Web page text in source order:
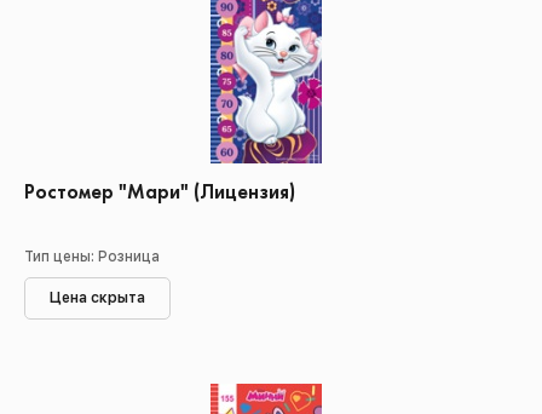
Ростомер "Мари" (Лицензия)
Тип цены: Розница
Цена скрыта